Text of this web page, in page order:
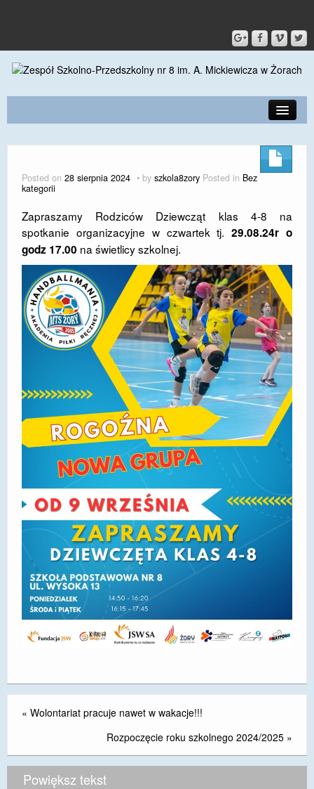
KONTAKT
DLA RODZICÓW I UCZNIÓW
DLA PRACOWNIKÓW
GALERIA
SPORT
DOSTĘPNOŚĆ
POLITYKA PRYWATNOŚCI
RODO
EGZAMIN ÓSMOKLASISTY
STANDARDY OCHRONY MAŁOLETNICH
PROJEKT ,,SZKOŁY Z JAKOŚCIĄ – ROZWÓJ
KSZTAŁCENIA OGÓLNEGO NA TERENIE MIASTA
ŻORY”
REKRUTACJA 2026/2027
mLegitymacja
Posted on 28 sierpnia 2024 by szkola8zory Posted in Bez
kategorii
Zapraszamy Rodziców Dziewcząt klas 4-8 na
spotkanie organizacyjne w czwartek tj.29.08.24r o
godz 17.00 na świetlicy szkolnej.
« Wolontariat pracuje nawet w wakacje!!!
Rozpoczęcie roku szkolnego 2024/2025 »
Powiększ tekst